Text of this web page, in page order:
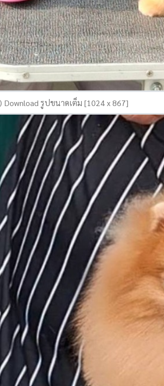
Download รูปขนาดเต็ม [1024 x 867]